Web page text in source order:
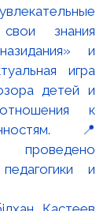
знания
и
игра
детей и
к
📍
проведено
и